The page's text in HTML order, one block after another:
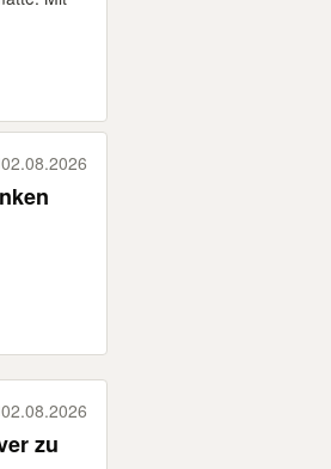
02.08.2026
02.08.2026
zu